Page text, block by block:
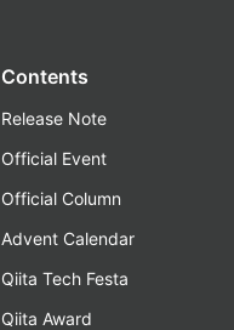
Contents
Release Note
Official Event
Official Column
Advent Calendar
Qiita Tech Festa
Qiita Award